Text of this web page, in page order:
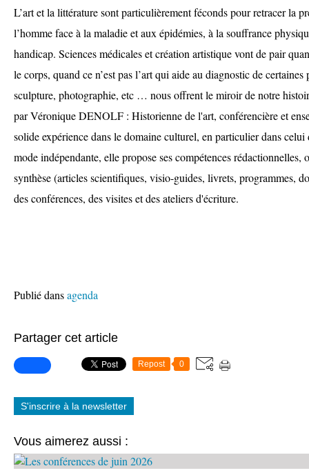
L’art et la littérature sont particulièrement féconds pour retracer la
l’homme face à la maladie et aux épidémies, à la souffrance
handicap. Sciences médicales et création artistique vont de pair
le corps, quand ce n’est pas l’art qui aide au diagnostic de
sculpture, photographie, etc … nous offrent le miroir de notre
par Véronique DENOLF : Historienne de l'art, conférencière et
solide expérience dans le domaine culturel, en particulier dans celui
mode indépendante, elle propose ses compétences rédactionnelles,
synthèse (articles scientifiques, visio-guides, livrets, programmes,
des conférences, des visites et des ateliers d'écriture.
Publié dansagenda
Partager cet article
Repost 0
S'inscrire à la newsletter
Vous aimerez aussi :